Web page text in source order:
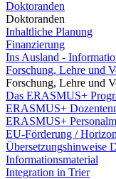
Doktoranden
Doktoranden
Inhaltliche Planung
Finanzierung
Ins Ausland -
Forschung, Lehre und
Forschung, Lehre und
Das ERASMUS+
ERASMUS+
ERASMUS+
EU-Förderung /
Übersetzungshinweise
Informationsmaterial
Integration in Trier